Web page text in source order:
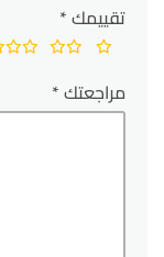
تقييمك*
مراجعتك*